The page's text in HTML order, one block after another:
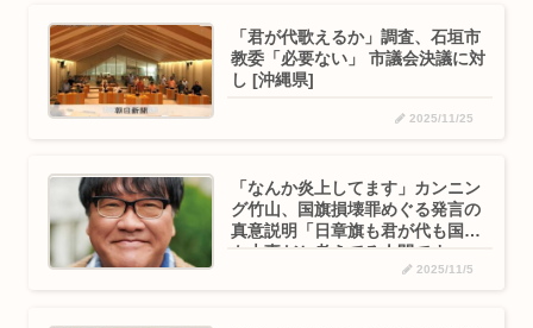
「君が代歌えるか」調査、石垣市
教委「必要ない」 市議会決議に対
し [沖縄県]
2025/11/25
「なんか炎上してます」カンニン
グ竹山、国旗損壊罪めぐる発言の
真意説明「日章旗も君が代も国防
も大事だと考えてる人間です」
2025/11/5